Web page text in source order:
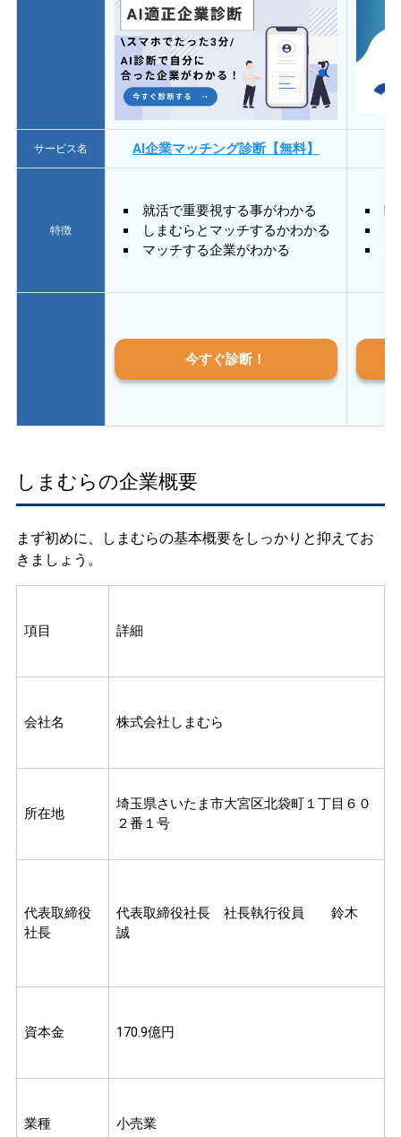
サービス名 AI企業マッチング診断【無料】
特徴
就活で重要視する事がわかる
しまむらとマッチするかわかる
マッチする企業がわかる
質
今すぐ診断！
しまむらの企業概要
まず初めに、しまむらの基本概要をしっかりと抑えてお
きましょう。
項目 詳細
会社名 株式会社しまむら
所在地
埼玉県さいたま市大宮区北袋町１丁目６０
２番１号
代表取締役
社長
代表取締役社長 社長執行役員 鈴木
誠
資本金 170.9億円
業種 小売業